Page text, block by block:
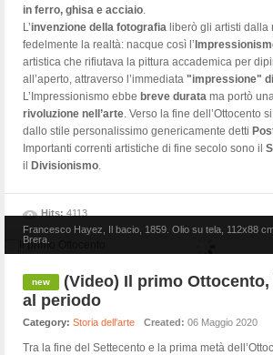
in ferro, ghisa e acciaio.
L’invenzione della fotografia liberò gli artisti
fedelmente la realtà: nacque così l’
artistica che rifiutava la pittura accademica per
all’aperto, attraverso l’immediata "impressione"
L’Impressionismo ebbe breve durata ma portò
rivoluzione nell’arte. Verso la fine dell’Ottocento
dallo stile personalissimo genericamente detti
Importanti correnti artistiche di fine secolo sono il
il
Divisionismo.
Hits: 4113
Francesco Hayez, Il bacio, 1859. Olio su tela, 112x88
Brera.
(Video) Il primo
al periodo
Category: Storia dell'arte Created: 06 Maggio 2020
Tra la fine del Settecento e la prima metà